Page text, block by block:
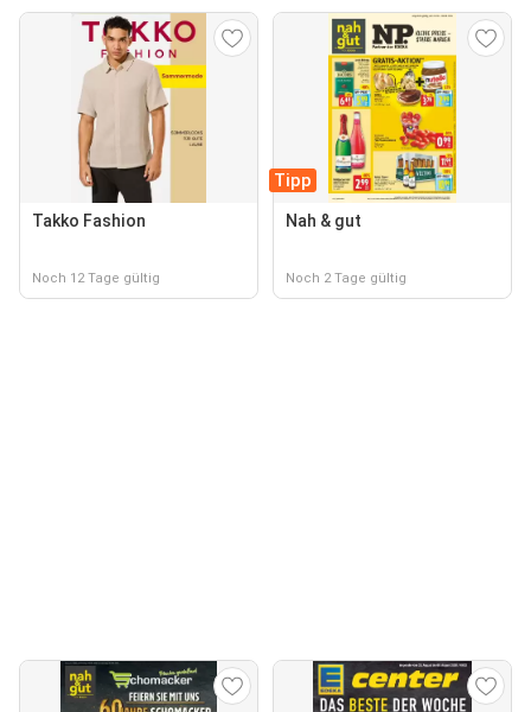
Takko Fashion
Noch 12 Tage gültig
Tipp
Nah & gut
Noch 2 Tage gültig